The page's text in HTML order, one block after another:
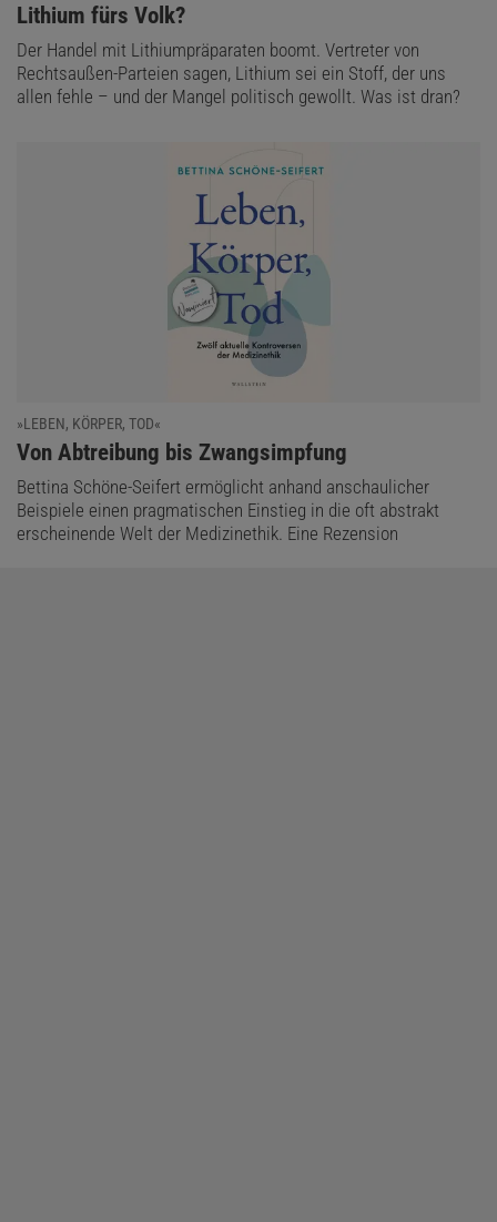
:
Lithium fürs Volk?
Der Handel mit Lithiumpräparaten boomt. Vertreter von
Rechtsaußen-Parteien sagen, Lithium sei ein Stoff, der uns
allen fehle – und der Mangel politisch gewollt. Was ist dran?
»LEBEN, KÖRPER, TOD«
:
Von Abtreibung bis Zwangsimpfung
Bettina Schöne-Seifert ermöglicht anhand anschaulicher
Beispiele einen pragmatischen Einstieg in die oft abstrakt
erscheinende Welt der Medizinethik. Eine Rezension